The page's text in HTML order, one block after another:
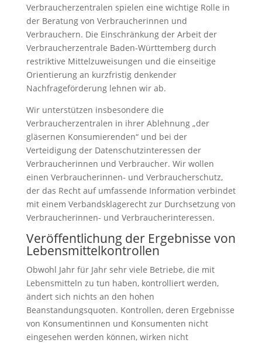
Verbraucherzentralen spielen eine wichtige Rolle in
der Beratung von Verbraucherinnen und
Verbrauchern. Die Einschränkung der Arbeit der
Verbraucherzentrale Baden-Württemberg durch
restriktive Mittelzuweisungen und die einseitige
Orientierung an kurzfristig denkender
Nachfrageförderung lehnen wir ab.
Wir unterstützen insbesondere die
Verbraucherzentralen in ihrer Ablehnung „der
gläsernen Konsumierenden“ und bei der
Verteidigung der Datenschutzinteressen der
Verbraucherinnen und Verbraucher. Wir wollen
einen Verbraucherinnen- und Verbraucherschutz,
der das Recht auf umfassende Information verbindet
mit einem Verbandsklagerecht zur Durchsetzung von
Verbraucherinnen- und Verbraucherinteressen.
Veröffentlichung der Ergebnisse von
Lebensmittelkontrollen
Obwohl Jahr für Jahr sehr viele Betriebe, die mit
Lebensmitteln zu tun haben, kontrolliert werden,
ändert sich nichts an den hohen
Beanstandungsquoten. Kontrollen, deren Ergebnisse
von Konsumentinnen und Konsumenten nicht
eingesehen werden können, wirken nicht